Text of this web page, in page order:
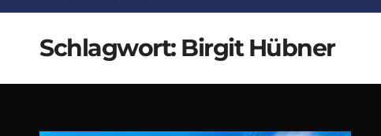
Schlagwort: Birgit Hübner